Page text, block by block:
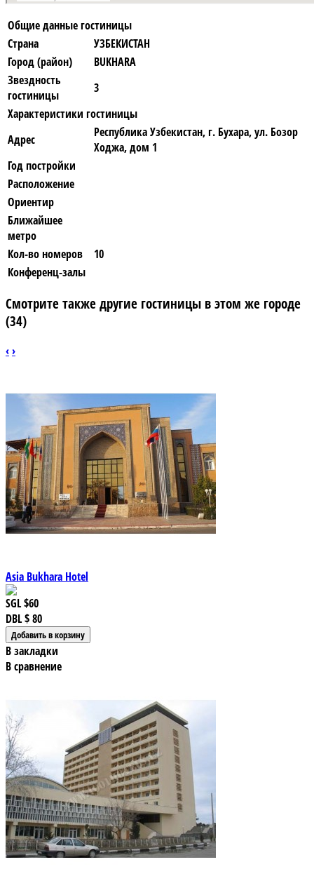
Общие данные гостиницы
Страна
УЗБЕКИСТАН
Город (район)
BUKHARA
Звездность
гостиницы
3
Характеристики гостиницы
Адрес
Республика Узбекистан, г. Бухара, ул. Бозор
Ходжа, дом 1
Год постройки
Расположение
Ориентир
Ближайшее
метро
Кол-во номеров
10
Конференц-залы
Смотрите также другие гостиницы в этом же городе
(34)
‹›
Asia Bukhara Hotel
SGL$60
DBL$ 80
В закладки
В сравнение